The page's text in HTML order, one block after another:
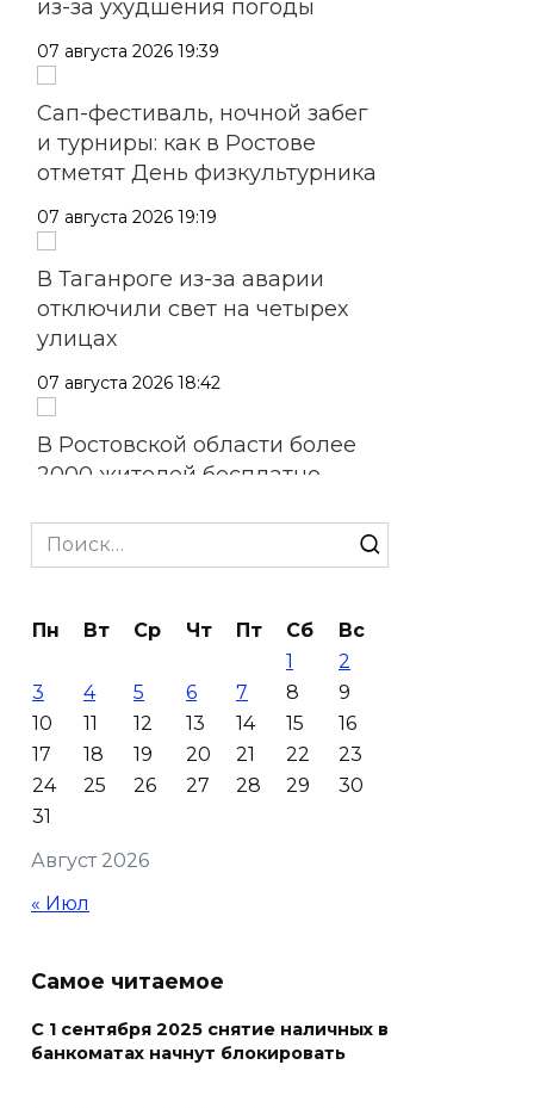
из-за ухудшения погоды
07 августа 2026 19:39
Сап-фестиваль, ночной забег
и турниры: как в Ростове
отметят День физкультурника
07 августа 2026 19:19
В Таганроге из-за аварии
отключили свет на четырех
улицах
07 августа 2026 18:42
В Ростовской области более
2000 жителей бесплатно
07 августа 2026 18:38
тысяч детей: в Ростовской
области продолжается
оздоровительная кампания
07 августа 2026 18:30
Судьба аварийного особняка
07 августа 2026 18:25
Меры поддержки после ЧС
Search
for:
Август 2026
Пн Вт Ср Чт Пт Сб
Вс
1
2
3
4 5 6 7 8
9
10
11 12 13 14 15
16
17
18 19 20 21 22
23
24
25 26 27 28 29
30
31
« Июл
Самое читаемое
С 1 сентября 2025 снятие наличных в
банкоматах начнут блокировать